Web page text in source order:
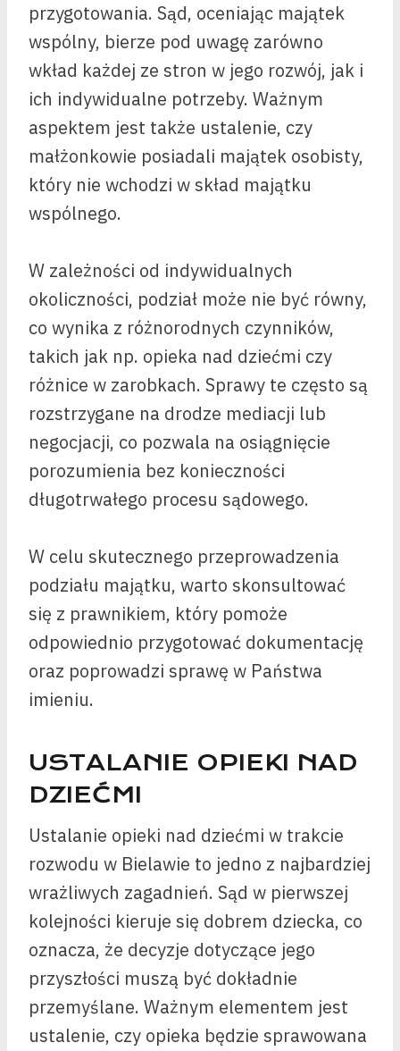
przygotowania. Sąd, oceniając majątek
wspólny, bierze pod uwagę zarówno
wkład każdej ze stron w jego rozwój, jak i
ich indywidualne potrzeby. Ważnym
aspektem jest także ustalenie, czy
małżonkowie posiadali majątek osobisty,
który nie wchodzi w skład majątku
wspólnego.
W zależności od indywidualnych
okoliczności, podział może nie być równy,
co wynika z różnorodnych czynników,
takich jak np. opieka nad dziećmi czy
różnice w zarobkach. Sprawy te często są
rozstrzygane na drodze mediacji lub
negocjacji, co pozwala na osiągnięcie
porozumienia bez konieczności
długotrwałego procesu sądowego.
W celu skutecznego przeprowadzenia
podziału majątku, warto skonsultować
się z prawnikiem, który pomoże
odpowiednio przygotować dokumentację
oraz poprowadzi sprawę w Państwa
imieniu.
USTALANIE OPIEKI NAD
DZIEĆMI
Ustalanie opieki nad dziećmi w trakcie
rozwodu w Bielawie to jedno z najbardziej
wrażliwych zagadnień. Sąd w pierwszej
kolejności kieruje się dobrem dziecka, co
oznacza, że decyzje dotyczące jego
przyszłości muszą być dokładnie
przemyślane. Ważnym elementem jest
ustalenie, czy opieka będzie sprawowana